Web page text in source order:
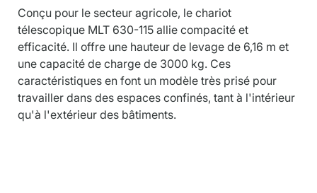
Conçu pour le secteur agricole, le chariot
télescopique MLT 630-115 allie compacité et
efficacité. Il offre une hauteur de levage de 6,16 m et
une capacité de charge de 3000 kg. Ces
caractéristiques en font un modèle très prisé pour
travailler dans des espaces confinés, tant à l'intérieur
qu'à l'extérieur des bâtiments.